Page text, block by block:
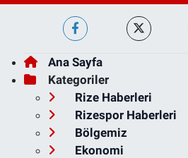
Ana Sayfa
Kategoriler
Rize Haberleri
Rizespor Haberleri
Bölgemiz
Ekonomi